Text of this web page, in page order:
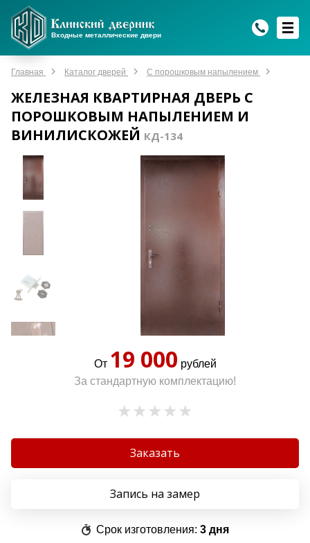
Входные металлические двери
Главная Каталог дверей С порошковым напылением
ЖЕЛЕЗНАЯ КВАРТИРНАЯ ДВЕРЬ С
ПОРОШКОВЫМ НАПЫЛЕНИЕМ И
ВИНИЛИСКОЖЕЙ КД-134
От 19 000 рублей
За стандартную комплектацию!
Заказать
Запись на замер
Срок изготовления: 3 дня
Max
Мы онлайн!
WhatsApp
Мы онлайн!
Telegram
Мы онлайн!
Max
Мы онлайн!
WhatsApp
Мы онлайн!